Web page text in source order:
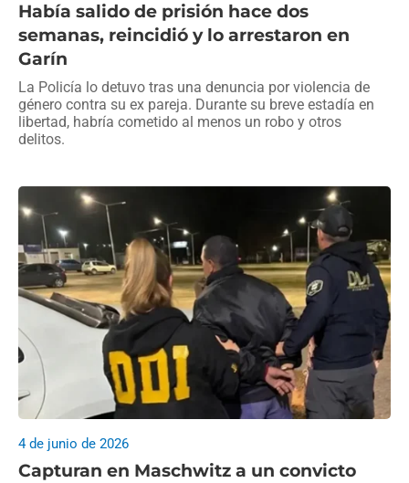
Había salido de prisión hace dos
semanas, reincidió y lo arrestaron en
Garín
La Policía lo detuvo tras una denuncia por violencia de
género contra su ex pareja. Durante su breve estadía en
libertad, habría cometido al menos un robo y otros
delitos.
Capturan en Maschwitz a un convicto
4 de junio de 2026